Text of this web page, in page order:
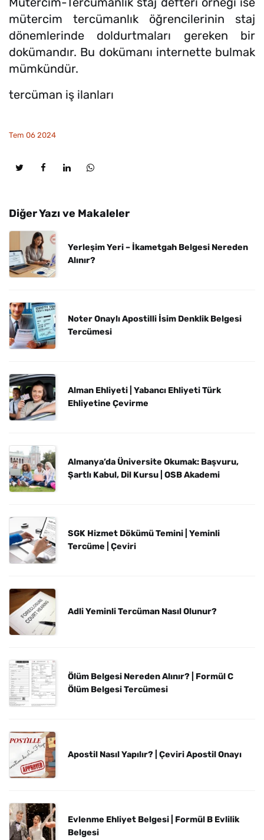
mütercim tercümanlık öğrencilerinin staj
dönemlerinde doldurtmaları gereken bir
dokümandır. Bu dokümanı internette bulmak
mümkündür.
tercüman iş ilanları
Tem 06 2024
Diğer Yazı ve Makaleler
Yerleşim Yeri – İkametgah Belgesi Nereden
Alınır?
Noter Onaylı Apostilli İsim Denklik Belgesi
Tercümesi
Alman Ehliyeti | Yabancı Ehliyeti Türk
Ehliyetine Çevirme
Almanya’da Üniversite Okumak: Başvuru,
Şartlı Kabul, Dil Kursu | OSB Akademi
SGK Hizmet Dökümü Temini | Yeminli
Tercüme | Çeviri
Adli Yeminli Tercüman Nasıl Olunur?
Ölüm Belgesi Nereden Alınır? | Formül C
Ölüm Belgesi Tercümesi
Apostil Nasıl Yapılır? | Çeviri Apostil Onayı
Evlenme Ehliyet Belgesi | Formül B Evlilik
Belgesi